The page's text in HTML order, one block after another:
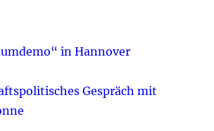
in Hannover
Gespräch mit